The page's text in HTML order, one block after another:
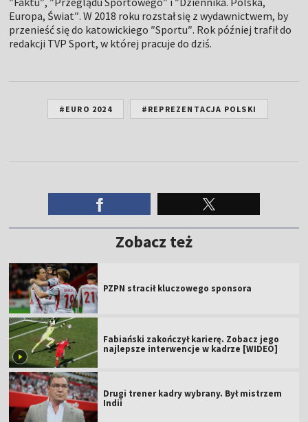
Europa, Świat″. W 2018 roku rozstał się z wydawnictwem, by
przenieść się do katowickiego ″Sportu″. Rok później trafił do
redakcji TVP Sport, w której pracuje do dziś.
#EURO 2024 #REPREZENTACJA POLSKI
Zobacz też
PZPN stracił kluczowego sponsora
Fabiański zakończył karierę. Zobacz jego
najlepsze interwencje w kadrze [WIDEO]
Drugi trener kadry wybrany. Był mistrzem
Indii